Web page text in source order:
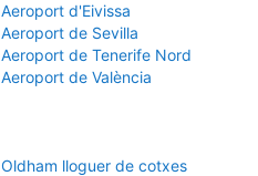
Aeroport d'Eivissa
Aeroport de Sevilla
Aeroport de Tenerife Nord
Aeroport de València
Oldham lloguer de cotxes